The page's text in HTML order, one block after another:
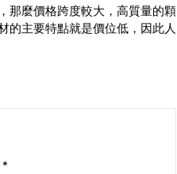
那麼價格跨度較大，高質量的顆
的主要特點就是價位低，因此人
*